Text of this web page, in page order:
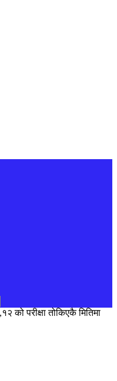
को परीक्षा तोकिएकै मितिमा